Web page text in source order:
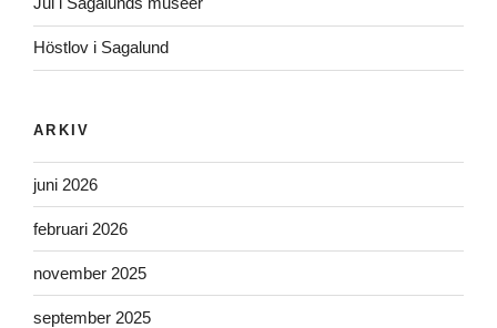
Höstlov i Sagalund
ARKIV
juni 2026
februari 2026
november 2025
september 2025